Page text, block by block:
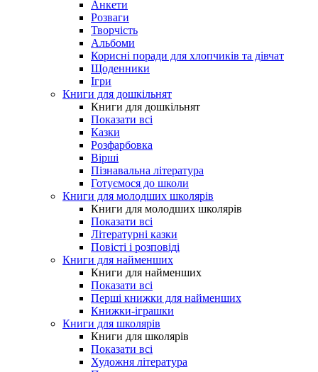
Анкети
Розваги
Творчість
Альбоми
Корисні поради для хлопчиків та дівчат
Щоденники
Ігри
Книги для дошкільнят
Книги для дошкільнят
Показати всі
Казки
Розфарбовка
Вірші
Пізнавальна література
Готуємося до школи
Книги для молодших школярів
Книги для молодших школярів
Показати всі
Літературні казки
Повісті і розповіді
Книги для найменших
Книги для найменших
Показати всі
Перші книжки для найменших
Книжки-іграшки
Книги для школярів
Книги для школярів
Показати всі
Художня література